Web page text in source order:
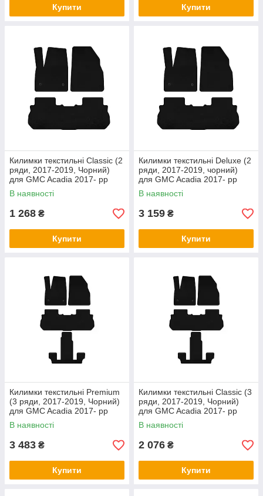
Купити Купити
Килимки текстильні Classic (2
ряди, 2017-2019, Чорний)
для GMC Acadia 2017- рр
В наявності
1 268 ₴
Купити
Килимки текстильні Deluxe (2
ряди, 2017-2019, чорний)
для GMC Acadia 2017- рр
В наявності
3 159 ₴
Купити
Килимки текстильні Premium
(3 ряди, 2017-2019, Чорний)
для GMC Acadia 2017- рр
В наявності
3 483 ₴
Купити
Килимки текстильні Classic (3
ряди, 2017-2019, Чорний)
для GMC Acadia 2017- рр
В наявності
2 076 ₴
Купити